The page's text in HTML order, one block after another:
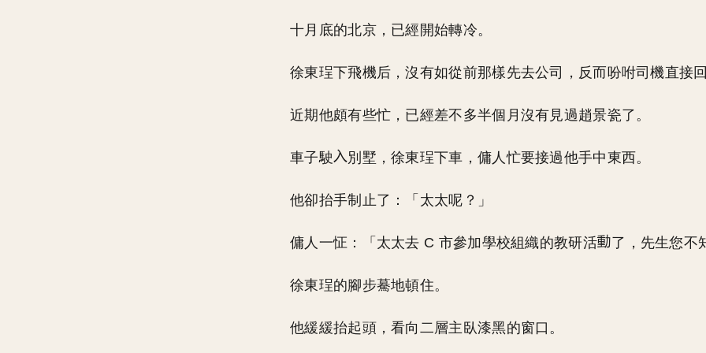
十月底的北京，已經開始轉冷。
徐東珵下飛機后，沒有如從前那樣先去公司，反而吩咐司機直接回
近期他頗有些忙，已經差不多半個月沒有見過趙景瓷了。
車子駛 別墅，徐東珵下車，傭人忙要接過他手中東西。
他卻抬手制止了：「太太呢？」
傭人一怔：「太太去 C 市參加學校組織的教研活 了，先生您不
徐東珵的腳步驀地頓住。
他緩緩抬起頭，看向二層主臥漆黑的窗口。